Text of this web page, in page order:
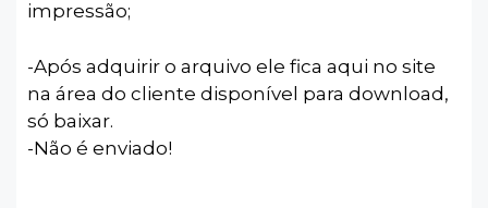
impressão;
-Após adquirir o arquivo ele fica aqui no site
na área do cliente disponível para download,
só baixar.
-Não é enviado!